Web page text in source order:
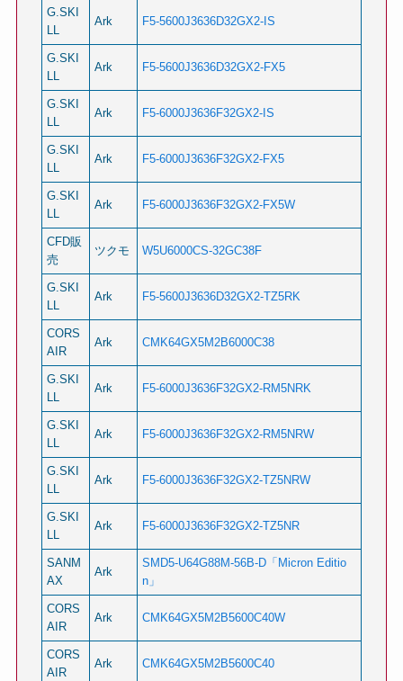
G.SKI
LL
Ark F5-5600J3636D32GX2-IS
G.SKI
LL
Ark F5-5600J3636D32GX2-FX5
G.SKI
LL
Ark F5-6000J3636F32GX2-IS
G.SKI
LL
Ark F5-6000J3636F32GX2-FX5
G.SKI
LL
Ark F5-6000J3636F32GX2-FX5W
CFD販
売
ツクモ W5U6000CS-32GC38F
G.SKI
LL
Ark F5-5600J3636D32GX2-TZ5RK
CORS
AIR
Ark CMK64GX5M2B6000C38
G.SKI
LL
Ark F5-6000J3636F32GX2-RM5NRK
G.SKI
LL
Ark F5-6000J3636F32GX2-RM5NRW
G.SKI
LL
Ark F5-6000J3636F32GX2-TZ5NRW
G.SKI
LL
Ark F5-6000J3636F32GX2-TZ5NR
SANM
AX
Ark
SMD5-U64G88M-56B-D「Micron Editio
n」
CORS
AIR
Ark CMK64GX5M2B5600C40W
CORS
AIR
Ark CMK64GX5M2B5600C40